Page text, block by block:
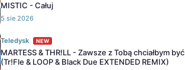
MISTIC - Całuj
5 sie 2026
Teledysk NEW
MARTESS & THR!LL - Zawsze z Tobą chciałbym być
(Tr!Fle & LOOP & Black Due EXTENDED REMIX)